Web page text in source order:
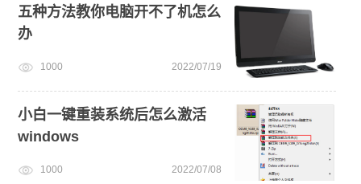
五种方法教你电脑开不了机怎么
办
1000 2022/07/19
小白一键重装系统后怎么激活
windows
1000 2022/07/08